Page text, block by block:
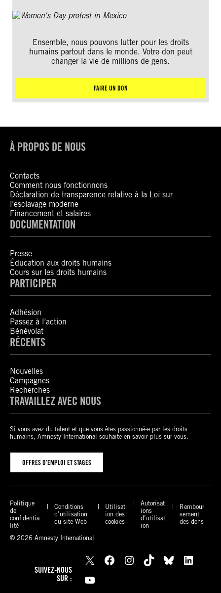
Ensemble, nous pouvons lutter pour les droits
humains partout dans le monde. Votre don peut
changer la vie de millions de gens.
FAIRE UN DON
À PROPOS DE NOUS
Contacts
Comment nous fonctionnons
Déclaration de transparence relative à la Loi sur
l’esclavage moderne
Financement et salaires
DOCUMENTATION
Presse
Éducation aux droits humains
Cours sur les droits humains
PARTICIPER
Adhésion
Passez à l’action
Bénévolat
RÉCENTS
Nouvelles
Campagnes
Recherches
TRAVAILLEZ AVEC NOUS
Si vous avez du talent et que vous êtes passionné-e par les droits
humains, Amnesty International souhaite en savoir plus sur vous.
OFFRES D’EMPLOI ET STAGES
Politique
de
confidentia
lité
Conditions
d’utilisation
du site Web
Utilisat
ion des
cookies
Autorisat
ions
d’utilisat
ion
Rembour
sement
des dons
© 2026 Amnesty International
SUIVEZ-NOUS
SUR :
X Facebook Instagram TikTok Bluesky
LinkedIn
YouTube